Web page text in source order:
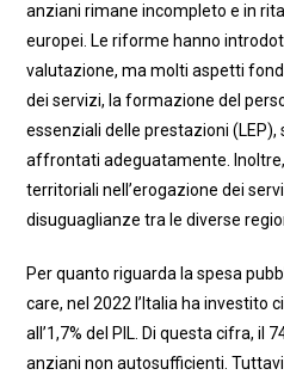
anziani rimane incompleto e in
europei. Le riforme hanno
valutazione, ma molti aspetti
dei servizi, la formazione del
essenziali delle prestazioni
affrontati adeguatamente.
territoriali nell’erogazione dei
disuguaglianze tra le diverse
Per quanto riguarda la spesa
care, nel 2022 l’Italia ha investito
all’1,7% del PIL. Di questa cifra, il
anziani non autosufficienti.